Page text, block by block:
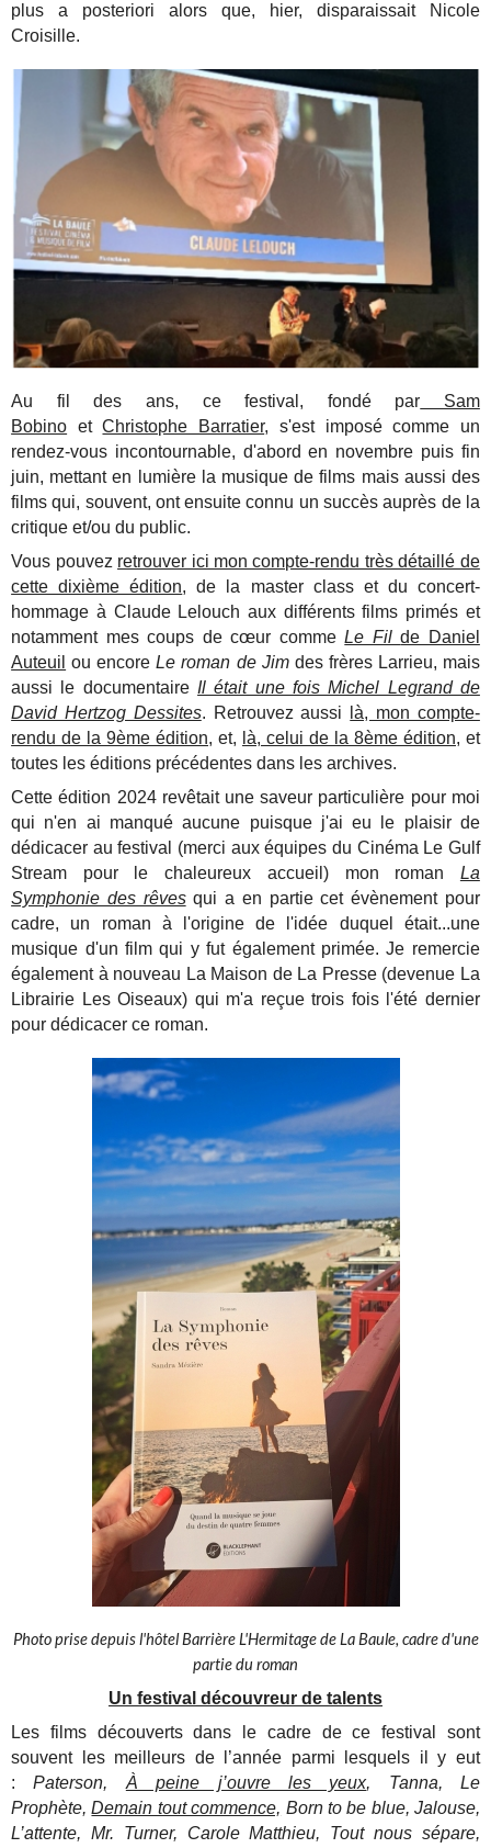
plus a posteriori alors que, hier, disparaissait Nicole
Croisille.
Au fil des ans, ce festival, fondé par Sam
Bobino etChristophe Barratier, s'est imposé comme un
rendez-vous incontournable, d'abord en novembre puis fin
juin, mettant en lumière la musique de films mais aussi des
films qui, souvent, ont ensuite connu un succès auprès de la
critique et/ou du public.
Vous pouvez retrouver ici mon compte-rendu très détaillé de
cette dixième édition, de la master class et du concert-
hommage à Claude Lelouch aux différents films primés et
notamment mes coups de cœur commeLe Filde Daniel
Auteuil ou encoreLe roman de Jim des frères Larrieu, mais
aussi le documentaire Il était une fois Michel Legrand de
David Hertzog Dessites. Retrouvez aussi
là, mon compte-
rendu de la 9ème édition, et, là, celui de la 8ème édition, et
toutes les éditions précédentes dans les archives.
Cette édition 2024 revêtait une saveur particulière pour moi
qui n'en ai manqué aucune puisque j'ai eu le plaisir de
dédicacer au festival (merci aux équipes du Cinéma Le Gulf
Stream pour le chaleureux accueil) mon roman La
Symphonie des rêves qui a en partie cet évènement pour
cadre, un roman à l'origine de l'idée duquel était...une
musique d'un film qui y fut également primée. Je remercie
également à nouveau La Maison de La Presse (devenue La
Librairie Les Oiseaux) qui m'a reçue trois fois l'été dernier
pour dédicacer ce roman.
Photo prise depuis l'hôtel Barrière L'Hermitage de La Baule, cadre d'une
partie du roman
Un festival découvreur de talents
Les films découverts dans le cadre de ce festival sont
souvent les meilleurs de l’année parmi lesquels il y eut
:Paterson, À peine j’ouvre les yeux, Tanna, Le
Prophète,Demain tout commence, Born to be blue, Jalouse,
L’attente, Mr. Turner, Carole Matthieu, Tout nous sépare,